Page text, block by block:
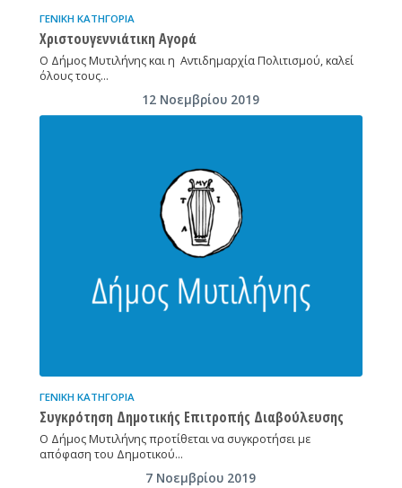
ΓΕΝΙΚΉ ΚΑΤΗΓΟΡΊΑ
Χριστουγεννιάτικη Αγορά
Ο Δήμος Μυτιλήνης και η Αντιδημαρχία Πολιτισμού, καλεί
όλους τους…
12 Νοεμβρίου 2019
ΓΕΝΙΚΉ ΚΑΤΗΓΟΡΊΑ
Συγκρότηση Δημοτικής Επιτροπής Διαβούλευσης
Ο Δήμος Μυτιλήνης προτίθεται να συγκροτήσει με
απόφαση του Δημοτικού…
7 Νοεμβρίου 2019